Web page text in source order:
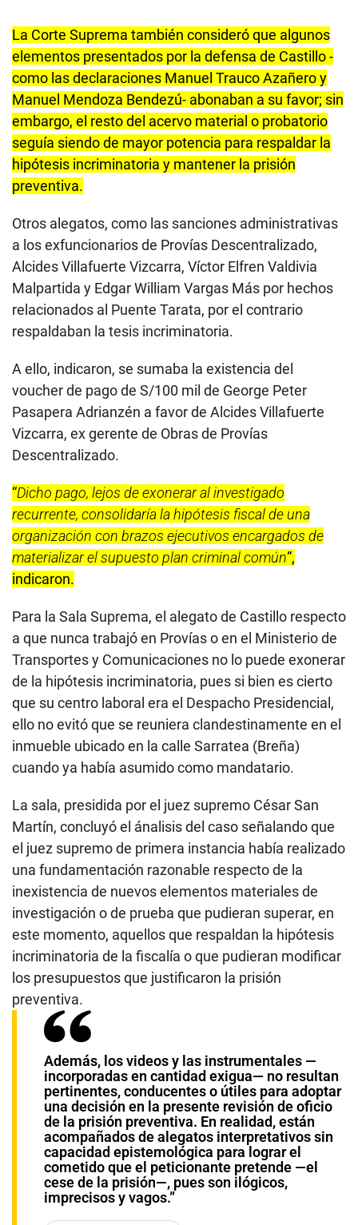
La Corte Suprema también consideró que algunos
elementos presentados por la defensa de Castillo -
como las declaraciones Manuel Trauco Azañero y
Manuel Mendoza Bendezú- abonaban a su favor; sin
embargo, el resto del acervo material o probatorio
seguía siendo de mayor potencia para respaldar la
hipótesis incriminatoria y mantener la prisión
preventiva.
Otros alegatos, como las sanciones administrativas
a los exfuncionarios de Provías Descentralizado,
Alcides Villafuerte Vizcarra, Víctor Elfren Valdivia
Malpartida y Edgar William Vargas Más por hechos
relacionados al Puente Tarata, por el contrario
respaldaban la tesis incriminatoria.
A ello, indicaron, se sumaba la existencia del
voucher de pago de S/100 mil de George Peter
Pasapera Adrianzén a favor de Alcides Villafuerte
Vizcarra, ex gerente de Obras de Provías
Descentralizado.
“Dicho pago, lejos de exonerar al investigado
recurrente, consolidaría la hipótesis fiscal de una
organización con brazos ejecutivos encargados de
materializar el supuesto plan criminal común”,
indicaron.
Para la Sala Suprema, el alegato de Castillo respecto
a que nunca trabajó en Provías o en el Ministerio de
Transportes y Comunicaciones no lo puede exonerar
de la hipótesis incriminatoria, pues si bien es cierto
que su centro laboral era el Despacho Presidencial,
ello no evitó que se reuniera clandestinamente en el
inmueble ubicado en la calle Sarratea (Breña)
cuando ya había asumido como mandatario.
La sala, presidida por el juez supremo César San
Martín, concluyó el ánalisis del caso señalando que
el juez supremo de primera instancia había realizado
una fundamentación razonable respecto de la
inexistencia de nuevos elementos materiales de
investigación o de prueba que pudieran superar, en
este momento, aquellos que respaldan la hipótesis
incriminatoria de la fiscalía o que pudieran modificar
los presupuestos que justificaron la prisión
preventiva.
Además, los videos y las instrumentales —
incorporadas en cantidad exigua— no resultan
pertinentes, conducentes o útiles para adoptar
una decisión en la presente revisión de oficio
de la prisión preventiva. En realidad, están
acompañados de alegatos interpretativos sin
capacidad epistemológica para lograr el
cometido que el peticionante pretende —el
cese de la prisión—, pues son ilógicos,
imprecisos y vagos.”